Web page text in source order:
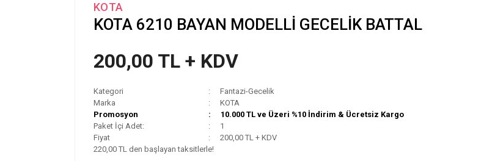
KOTA
KOTA 6210 BAYAN MODELLİ GECELİK BATTAL
200,00 TL + KDV
Kategori
Fantazi-Gecelik
Marka
KOTA
Promosyon
10.000 TL ve Üzeri %10 İndirim & Ücretsiz Kargo
Paket İçi Adet:
1
Fiyat
200,00 TL + KDV
220,00 TL den başlayan taksitlerle!